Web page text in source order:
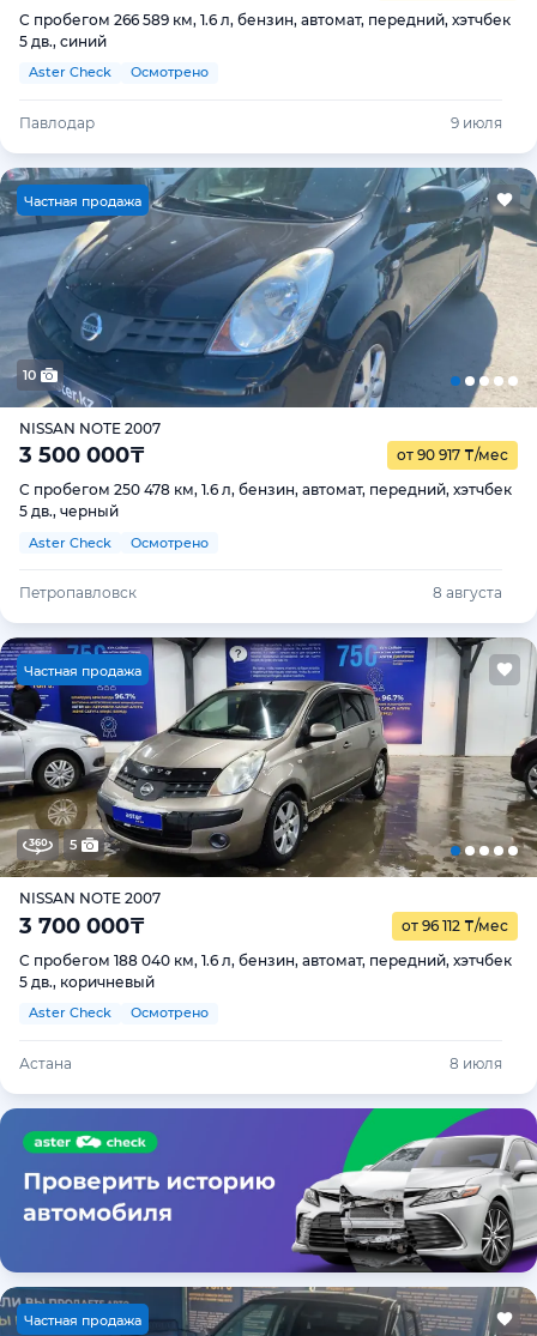
С пробегом 266 589 км, 1.6 л, бензин, автомат, передний, хэтчбек
5 дв., синий
Aster Check Осмотрено
Павлодар 9 июля
Частная продажа
10
NISSAN NOTE 2007
3 500 000₸ от 90 917 ₸/мес
С пробегом 250 478 км, 1.6 л, бензин, автомат, передний, хэтчбек
5 дв., черный
Aster Check Осмотрено
Петропавловск 8 августа
Частная продажа
5
NISSAN NOTE 2007
3 700 000₸ от 96 112 ₸/мес
С пробегом 188 040 км, 1.6 л, бензин, автомат, передний, хэтчбек
5 дв., коричневый
Aster Check Осмотрено
Астана 8 июля
Частная продажа